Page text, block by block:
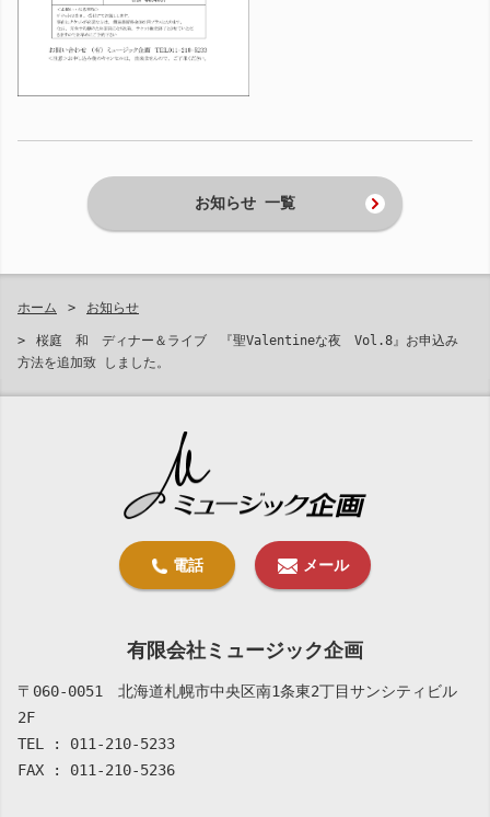
お知らせ 一覧
ホーム お知らせ
桜庭 和 ディナー＆ライブ 『聖Valentineな夜 Vol.8』お申込み
方法を追加致 しました。
有限会社ミュージック企画
〒060-0051 北海道札幌市中央区南1条東2丁目サンシティビル
2F
TEL : 011-210-5233
FAX : 011-210-5236